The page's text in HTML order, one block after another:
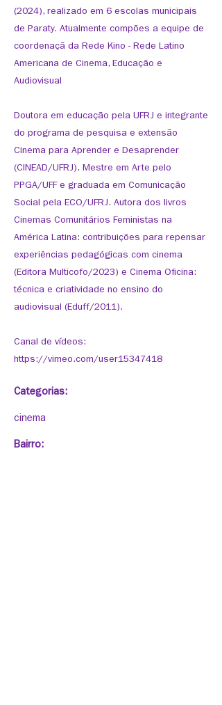
(2024), realizado em 6 escolas municipais
de Paraty. Atualmente compões a equipe de
coordenaçã da Rede Kino - Rede Latino
Americana de Cinema, Educação e
Audiovisual
Doutora em educação pela UFRJ e integrante
do programa de pesquisa e extensão
Cinema para Aprender e Desaprender
(CINEAD/UFRJ). Mestre em Arte pelo
PPGA/UFF e graduada em Comunicação
Social pela ECO/UFRJ. Autora dos livros
Cinemas Comunitários Feministas na
América Latina: contribuições para repensar
experiências pedagógicas com cinema
(Editora Multicofo/2023) e Cinema Oficina:
técnica e criatividade no ensino do
audiovisual (Eduff/2011).
Canal de vídeos:
https://vimeo.com/user15347418
Categorias:
cinema
Bairro: